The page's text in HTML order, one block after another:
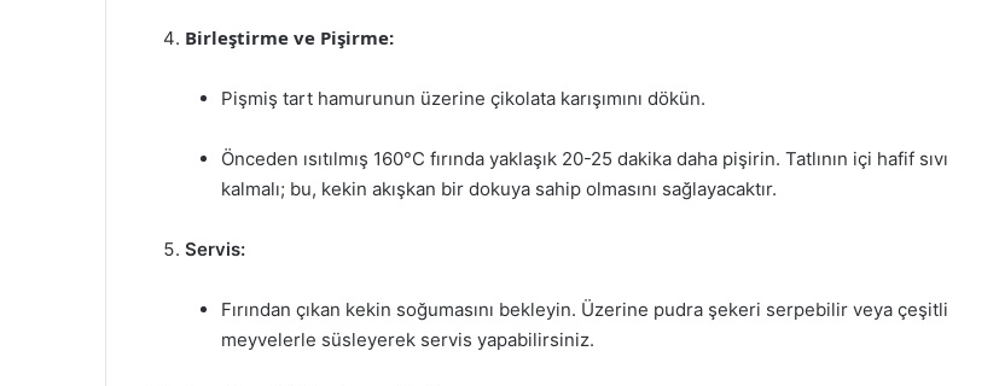
Birleştirme ve Pişirme:
Pişmiş tart hamurunun üzerine çikolata karışımını dökün.
Önceden ısıtılmış 160°C fırında yaklaşık 20-25 dakika daha pişirin. Tatlının içi hafif sıvı
kalmalı; bu, kekin akışkan bir dokuya sahip olmasını sağlayacaktır.
Servis:
Fırından çıkan kekin soğumasını bekleyin. Üzerine pudra şekeri serpebilir veya çeşitli
meyvelerle süsleyerek servis yapabilirsiniz.